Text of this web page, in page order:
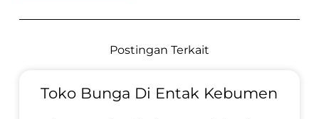
Postingan Terkait
Toko Bunga Di Entak Kebumen